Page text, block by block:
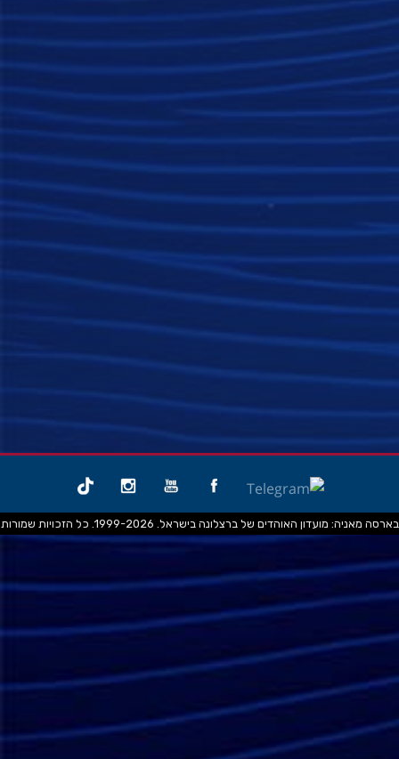
בארסה מאניה: מועדון האוהדים של ברצלונה בישראל. 1999-2026. כל הזכויות שמורות